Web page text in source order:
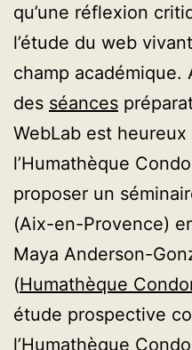
qu’une réflexion
l’étude du web
champ académique.
des séances
WebLab est heureux
l’Humathèque
proposer un
(Aix-en-Provence)
Maya Anderson-
(Humathèque
étude prospective
l’Humathèque